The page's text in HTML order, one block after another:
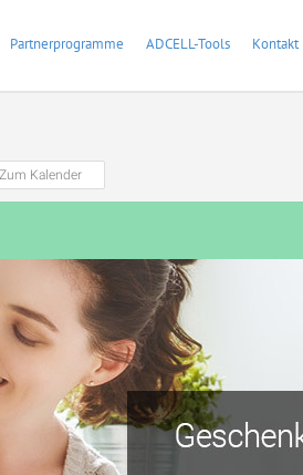
Partnerprogramme ADCELL-Tools Kontakt
Zum Kalender